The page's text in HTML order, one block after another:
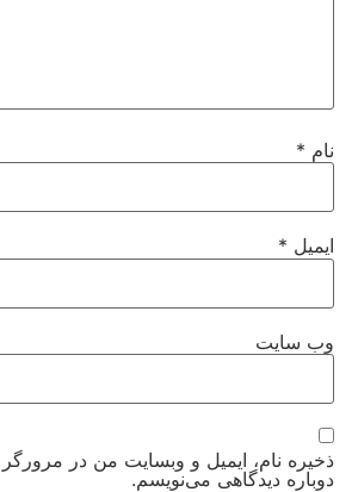
نام *
ایمیل *
وب‌ سایت
ذخیره نام، ایمیل و وبسایت من در
دوباره دیدگاهی می‌نویسم.